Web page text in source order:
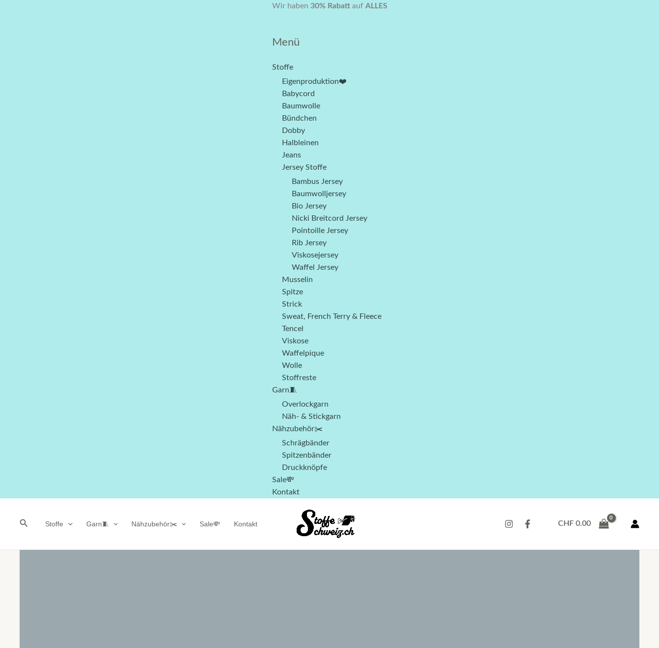
Wir haben 30% Rabattauf ALLES
Menü
Stoffe
Eigenproduktion❤️
Babycord
Baumwolle
Bündchen
Dobby
Halbleinen
Jeans
Jersey Stoffe
Bambus Jersey
Baumwolljersey
Bio Jersey
Nicki Breitcord Jersey
Pointoille Jersey
Rib Jersey
Viskosejersey
Waffel Jersey
Musselin
Spitze
Strick
Sweat, French Terry & Fleece
Tencel
Viskose
Waffelpique
Wolle
Stoffreste
Garn🧵
Overlockgarn
Näh- & Stickgarn
Nähzubehör✂️
Schrägbänder
Spitzenbänder
Druckknöpfe
Sale💸
Kontakt
SuchenStoffe Garn🧵 Nähzubehör✂️ Sale💸 Kontakt CHF0.00